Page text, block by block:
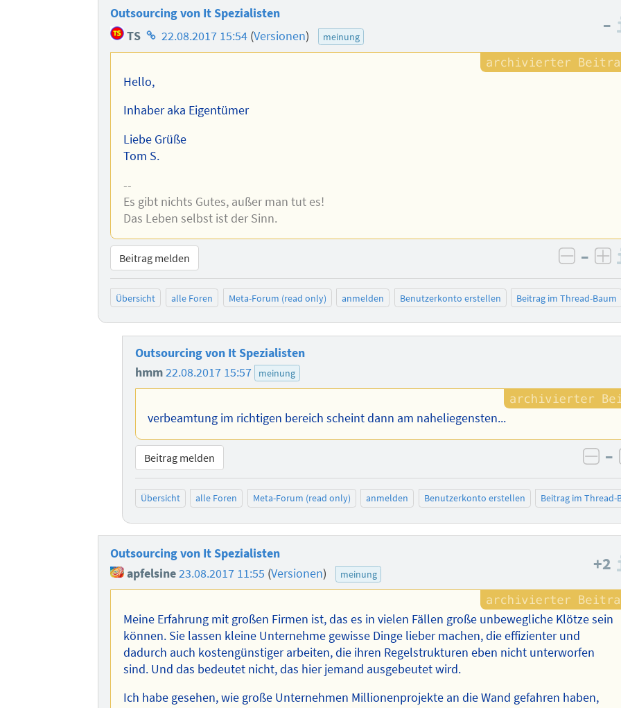
Outsourcing von It Spezialisten
TS Homepage
des
22.08.2017 15:54 (Versionen) meinung
–
Hello,
Inhaber aka Eigentümer
Liebe Grüße
Tom S.
--
Es gibt nichts Gutes, außer man tut es!
Das Leben selbst ist der Sinn.
Beitrag melden negativ
–
Übersicht alle Foren Meta-Forum (read only) anmelden Benutzerkonto erstellen Beitrag im Thread-Baum
Outsourcing von It Spezialisten
hmm22.08.2017 15:57 meinung
verbeamtung im richtigen bereich scheint dann am naheliegensten...
Beitrag melden –
Übersicht alle Foren Meta-Forum (read only) anmelden Benutzerkonto erstellen Beitrag im Thread-
Outsourcing von It Spezialisten
apfelsine23.08.2017 11:55 (Versionen) meinung
+2
Meine Erfahrung mit großen Firmen ist, das es in vielen Fällen große unbewegliche Klötze sein
können. Sie lassen kleine Unternehme gewisse Dinge lieber machen, die effizienter und
dadurch auch kostengünstiger arbeiten, die ihren Regelstrukturen eben nicht unterworfen
sind. Und das bedeutet nicht, das hier jemand ausgebeutet wird.
Ich habe gesehen, wie große Unternehmen Millionenprojekte an die Wand gefahren haben,